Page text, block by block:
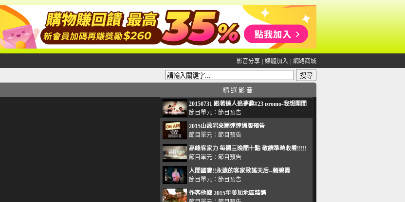
影音分享 媒體加入 網路商城
精 選 影 音
20150731 跟著達人追夢趣#23 promo-我想開間
咖啡館(謝佳凌)
節目單元： 節目預告
2015山歌唱來鬧連連通版預告
節目單元： 節目預告
高峰客家力 每週三晚間十點 敬請準時收看!!!!!
節目單元： 節目預告
人間國寶!!永遠的客家歌謠天后--賴碧霞
節目單元： 節目預告
作客他鄉 2015年美加地區精選